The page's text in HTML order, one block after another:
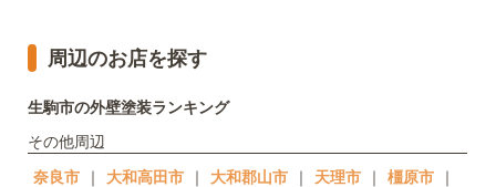
周辺のお店を探す
生駒市の外壁塗装ランキング
その他周辺
奈良市 ｜ 大和高田市 ｜ 大和郡山市 ｜ 天理市 ｜ 橿原市 ｜